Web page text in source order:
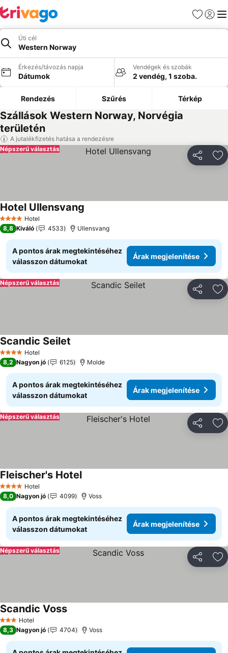
Kedvencek
Úti cél
Western Norway
Érkezés/távozás napja
Dátumok
Vendégek és szobák
2 vendég, 1 szoba.
Rendezés Szűrés Térkép
Szállások Western Norway, Norvégia
területén
A jutalékfizetés hatása a rendezésre
Népszerű választás
4 KategóriaHotel
Hotel Ullensvang
8,8 Kiváló 4533 Ullensvang
A pontos árak megtekintéséhez
válasszon dátumokat
Árak megjelenítése
Népszerű választás
4 KategóriaHotel
Scandic Seilet
8,2 Nagyon jó 6125 Molde
A pontos árak megtekintéséhez
válasszon dátumokat
Árak megjelenítése
Népszerű választás
4 KategóriaHotel
Fleischer's Hotel
8,0 Nagyon jó 4099 Voss
A pontos árak megtekintéséhez
válasszon dátumokat
Árak megjelenítése
Népszerű választás
3 Kategória
Hotel
Scandic Voss
8,3 Nagyon jó 4704 Voss